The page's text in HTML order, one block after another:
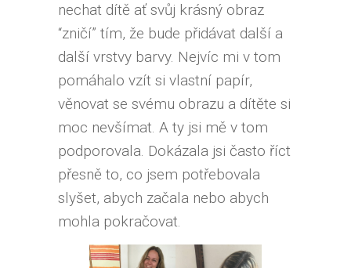
nechat dítě ať svůj krásný obraz
“zničí” tím, že bude přidávat další a
další vrstvy barvy. Nejvíc mi v tom
pomáhalo vzít si vlastní papír,
věnovat se svému obrazu a dítěte si
moc nevšímat. A ty jsi mě v tom
podporovala. Dokázala jsi často říct
přesně to, co jsem potřebovala
slyšet, abych začala nebo abych
mohla pokračovat.